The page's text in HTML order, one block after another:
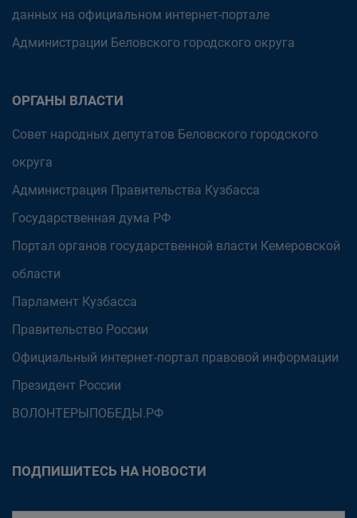
данных на официальном интернет-портале
Администрации Беловского городского округа
ОРГАНЫ ВЛАСТИ
Совет народных депутатов Беловского городского
округа
Администрация Правительства Кузбасса
Государственная дума РФ
Портал органов государственной власти Кемеровской
области
Парламент Кузбасса
Правительство России
Официальный интернет-портал правовой информации
Президент России
ВОЛОНТЕРЫПОБЕДЫ.РФ
ПОДПИШИТЕСЬ НА НОВОСТИ